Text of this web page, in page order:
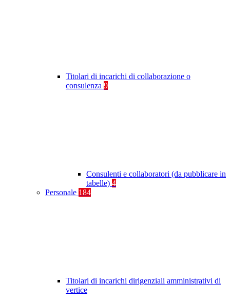
Titolari di incarichi di collaborazione o
consulenza 9
Consulenti e collaboratori (da pubblicare in
tabelle) 4
Personale 184
Titolari di incarichi dirigenziali amministrativi di
vertice